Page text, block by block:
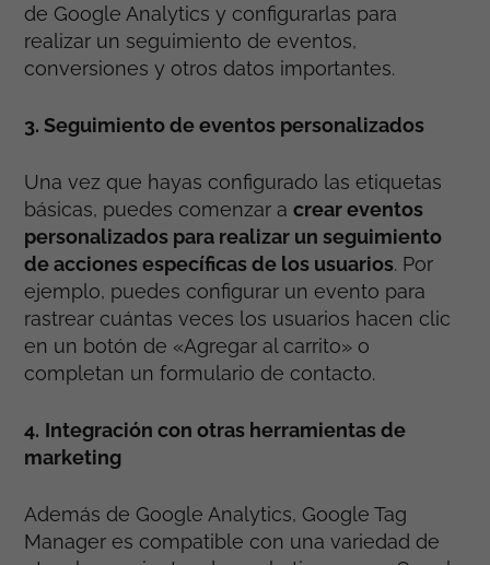
de Google Analytics y configurarlas para
realizar un seguimiento de eventos,
conversiones y otros datos importantes.
3. Seguimiento de eventos personalizados
Una vez que hayas configurado las etiquetas
básicas, puedes comenzar acrear eventos
personalizados para realizar un seguimiento
de acciones específicas de los usuarios. Por
ejemplo, puedes configurar un evento para
rastrear cuántas veces los usuarios hacen clic
en un botón de «Agregar al carrito» o
completan un formulario de contacto.
4. Integración con otras herramientas de
marketing
Además de Google Analytics, Google Tag
Manager es compatible con una variedad de